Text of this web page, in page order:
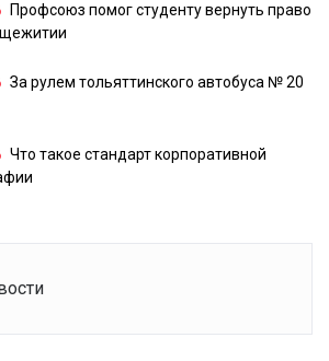
Профсоюз помог студенту вернуть право
За рулем тольяттинского автобуса № 20
Что такое стандарт корпоративной